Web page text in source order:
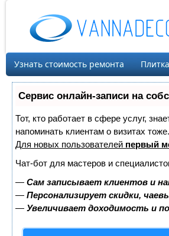
Узнать стоимость ремонта
Сервис онлайн-записи на
Тот, кто работает в сфере услуг,
напоминать клиентам о визитах
Для новых пользователей первый
Чат-бот для мастеров и
— Сам записывает клиентов и
— Персонализирует скидки,
— Увеличивает доходимость и